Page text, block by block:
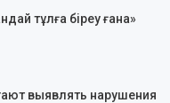
тұлға біреу ғана»
выявлять нарушения